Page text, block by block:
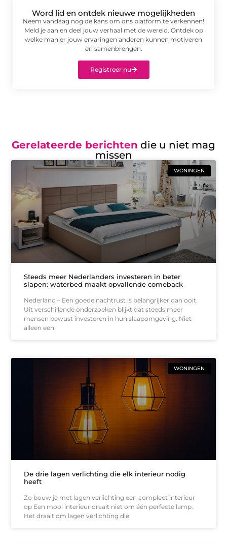
Word lid en ontdek nieuwe mogelijkheden
Neem vandaag nog de kans om ons platform te verkennen!
Meld je aan en deel jouw verhaal met de wereld. Ontdek op
welke manier jouw ervaringen anderen kunnen motiveren
en samenbrengen.
Registreer nu
Gerelateerde berichten die u niet mag
missen
WONINGEN
Steeds meer Nederlanders investeren in beter
slapen: waterbed maakt opvallende comeback
Nederland – Een goede nachtrust is belangrijker dan ooit.
Uit verschillende onderzoeken blijkt dat steeds meer
mensen bewust investeren in hun slaapomgeving. Niet
alleen een
WONINGEN
De drie lagen verlichting die elk interieur nodig
heeft
Zo bouw je met lagen verlichting een compleet interieur
op Een mooi interieur draait niet om één perfecte lamp.
Het draait om lagen verlichting die